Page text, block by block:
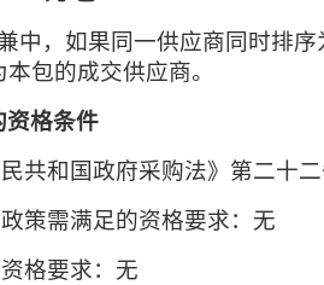
中，如果同一供应商同时排序
本包的成交供应商。
资格条件
共和国政府采购法》第二十
策需满足的资格要求：无
格要求：无